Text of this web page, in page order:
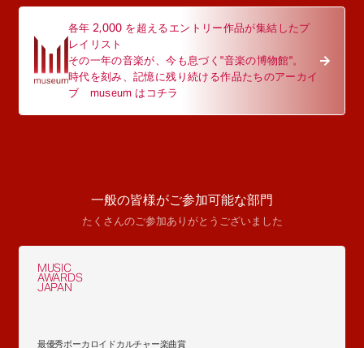
各年 2,000 を超えるエントリー作品が集結したプ
レイリスト
その一年の音楽が、今も息づく"音楽の博物館"。
時代を刻み、記憶に残り続ける作品たちのアーカイ
ブ museum はコチラ
一般の皆様がご参加可能な部門
たくさんのご参加ありがとうございました
MUSIC
AWARDS
JAPAN
最優秀ボーカロイドカルチャー楽曲賞